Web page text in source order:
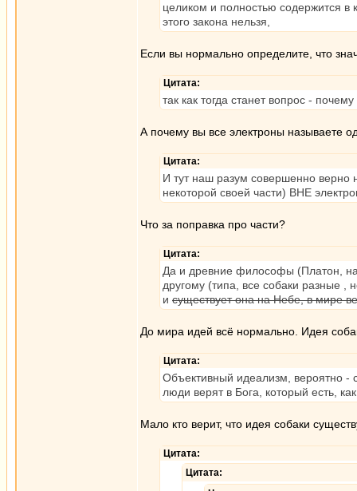
целиком и полностью содержится в
этого закона нельзя,
Если вы нормально определите, что
Цитата:
так как тогда станет вопрос -
А почему вы все электроны называете
Цитата:
И тут наш разум совершенно верно
некоторой своей части) ВНЕ
Что за поправка про части?
Цитата:
Да и древние философы (Платон,
другому (типа, все собаки разные ,
и существует она на Небе, в мире
До мира идей всё нормально. Идея
Цитата:
Объективный идеализм, вероятно -
люди верят в Бога, который есть,
Мало кто верит, что идея собаки
Цитата:
Цитата: